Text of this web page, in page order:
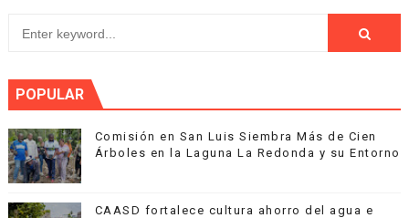
POPULAR
Comisión en San Luis Siembra Más de Cien
Árboles en la Laguna La Redonda y su Entorno
CAASD fortalece cultura ahorro del agua e